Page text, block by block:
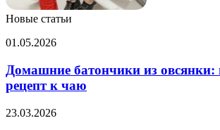
Новые статьи
Домашние
из
овсянки:
простой
к
01.05.2026
Домашние батончики из овсянки:
рецепт к чаю
Кардиолог
23.03.2026